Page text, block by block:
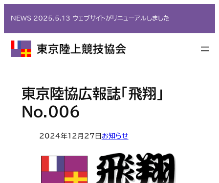
容
を
ス
NEWS 2025.5.13 ウェブサイトがリニューアルしました
東京陸協広報誌「飛翔」
No.006
2024年12月27日 お知らせ